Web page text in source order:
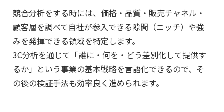
競合分析をする時には、価格・品質・販売チャネル・
顧客層を調べて自社が参入できる隙間（ニッチ）や強
みを発揮できる領域を特定します。
3C分析を通じて「誰に・何を・どう差別化して提供す
るか」という事業の基本戦略を言語化できるので、そ
の後の検証手法も効率良く進められます。